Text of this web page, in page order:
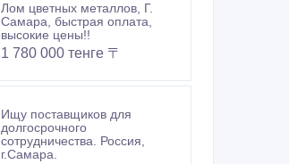
Лом цветных металлов, Г.
Самара, быстрая оплата,
высокие цены!!
1 780 000 тенге 〒
Ищу поставщиков для
долгосрочного
сотрудничества. Россия,
г.Самара.